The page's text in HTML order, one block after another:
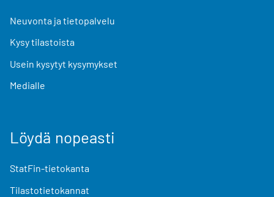
Neuvonta ja tietopalvelu
Kysy tilastoista
Usein kysytyt kysymykset
Medialle
Löydä nopeasti
StatFin-tietokanta
Tilastotietokannat